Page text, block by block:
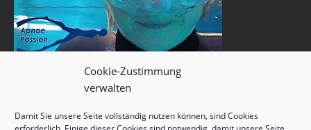
Cookie-Zustimmung
verwalten
Damit Sie unsere Seite vollständig nutzen können, sind Cookies